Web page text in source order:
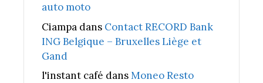
auto moto
Ciampa dans Contact RECORD Bank
ING Belgique – Bruxelles Liège et
Gand
l'instant café dansMoneo Resto